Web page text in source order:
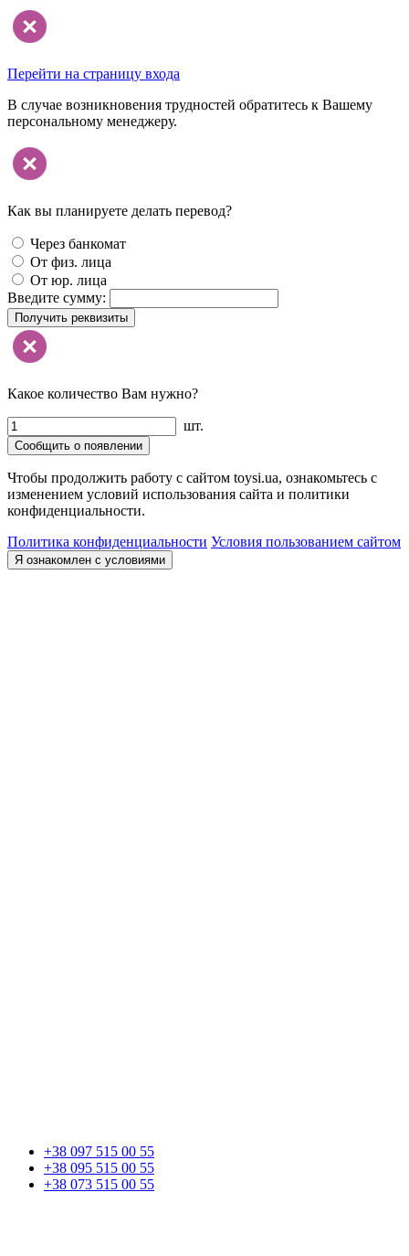
Перейти на страницу входа
В случае возникновения трудностей обратитесь к Вашему
персональному менеджеру.
Как вы планируете делать перевод?
Через банкомат
От физ. лица
От юр. лица
Введите сумму:
Получить реквизиты
Какое количество Вам нужно?
шт.
Сообщить о появлении
Чтобы продолжить работу с сайтом toysi.ua, ознакомьтесь с
изменением условий использования сайта и политики
конфиденциальности.
Политика конфиденциальности Условия пользованием сайтом
Я ознакомлен с условиями
+38 097 515 00 55
+38 095 515 00 55
+38 073 515 00 55